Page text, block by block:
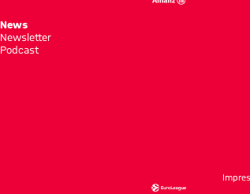
News
Newsletter
Podcast